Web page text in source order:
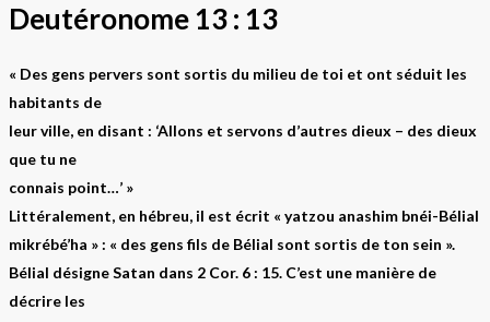
Deutéronome 13 : 13
« Des gens pervers sont sortis du milieu de toi et ont séduit les
habitants de
leur ville, en disant : ‘Allons et servons d’autres dieux – des dieux
que tu ne
connais point…’ »
Littéralement, en hébreu, il est écrit « yatzou anashim bnéi-Bélial
mikrébé’ha » : « des gens fils de Bélial sont sortis de ton sein ».
Bélial désigne Satan dans 2 Cor. 6 : 15. C’est une manière de
décrire les